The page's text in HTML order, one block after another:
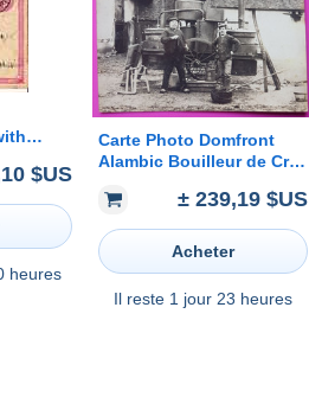
from
Hansa
$US
heures
Carte Photo Domfront
Alambic Bouilleur de Cru
Rare
± 239,19 $US
Acheter
Il reste 1 jour 23 heures